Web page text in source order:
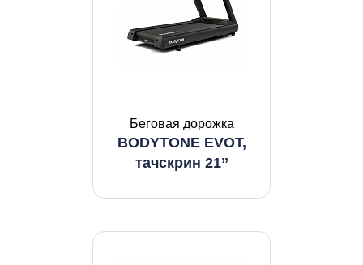
Беговая дорожка
BODYTONE EVOT,
тачскрин 21’’